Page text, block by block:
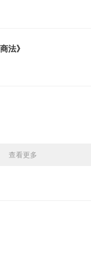
法》
查看更多